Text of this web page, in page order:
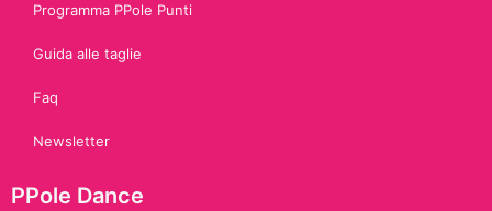
Programma PPole Punti
Guida alle taglie
Faq
Newsletter
PPole Dance